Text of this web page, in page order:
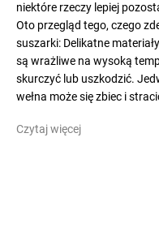
niektóre rzeczy lepiej
Oto przegląd tego, czego
suszarki: Delikatne
są wrażliwe na wysoką
skurczyć lub uszkodzić.
wełna może się zbiec i
Czytaj więcej